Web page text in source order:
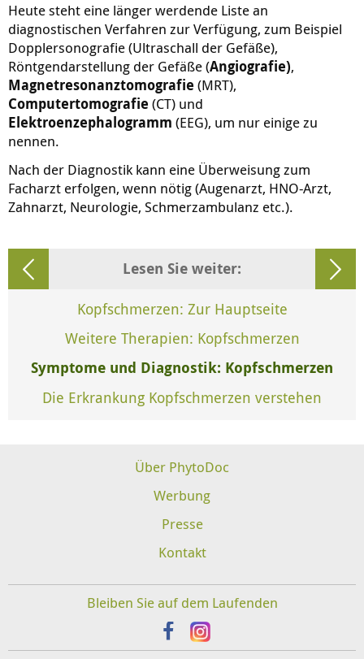
Heute steht eine länger werdende Liste an
diagnostischen Verfahren zur Verfügung, zum Beispiel
Dopplersonografie (Ultraschall der Gefäße),
Röntgendarstellung der Gefäße (Angiografie),
Magnetresonanztomografie (MRT),
Computertomografie (CT) und
Elektroenzephalogramm (EEG), um nur einige zu
nennen.
Nach der Diagnostik kann eine Überweisung zum
Facharzt erfolgen, wenn nötig (Augenarzt, HNO-Arzt,
Zahnarzt, Neurologie, Schmerzambulanz etc.).
Lesen Sie weiter:
Kopfschmerzen: Zur Hauptseite
Weitere Therapien: Kopfschmerzen
Symptome und Diagnostik: Kopfschmerzen
Die Erkrankung Kopfschmerzen verstehen
Über PhytoDoc
Werbung
Presse
Kontakt
Bleiben Sie auf dem Laufenden